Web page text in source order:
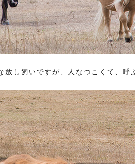
放し飼いですが、人なつこくて、呼